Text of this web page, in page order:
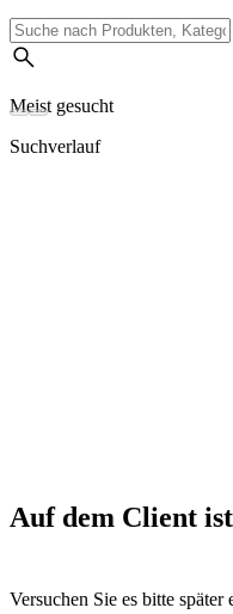
Meist gesucht
Suchverlauf
Auf dem Client
Versuchen Sie es bitte später